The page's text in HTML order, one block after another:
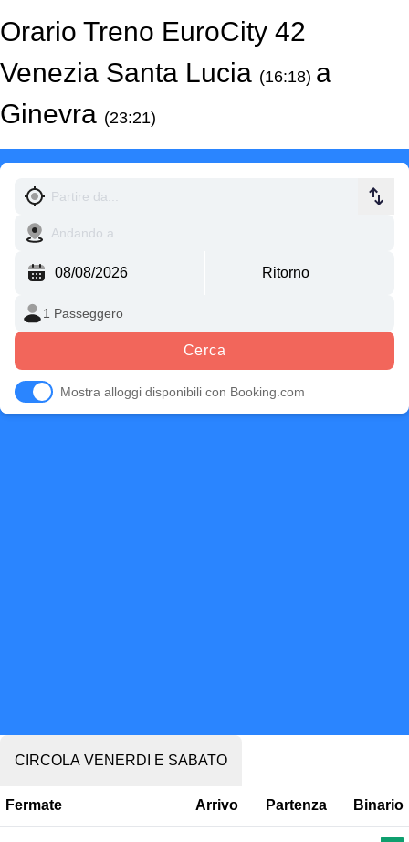
Orario Treno EuroCity 42
Venezia Santa Lucia (16:18) a
Ginevra (23:21)
Cerca
Mostra alloggi disponibili con Booking.com
CIRCOLA VENERDI E SABATO
Fermate Arrivo Partenza Binario